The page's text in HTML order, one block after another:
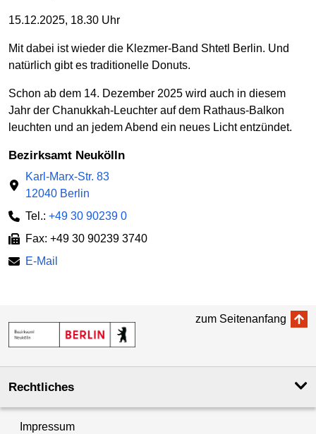
15.12.2025, 18.30 Uhr
Mit dabei ist wieder die Klezmer-Band Shtetl Berlin. Und
natürlich gibt es traditionelle Donuts.
Schon ab dem 14. Dezember 2025 wird auch in diesem
Jahr der Chanukkah-Leuchter auf dem Rathaus-Balkon
leuchten und an jedem Abend ein neues Licht entzündet.
Bezirksamt Neukölln
Karl-Marx-Str. 83
12040 Berlin
Tel.: +49 30 90239 0
Fax: +49 30 90239 3740
E-Mail
zum Seitenanfang
Rechtliches
Impressum